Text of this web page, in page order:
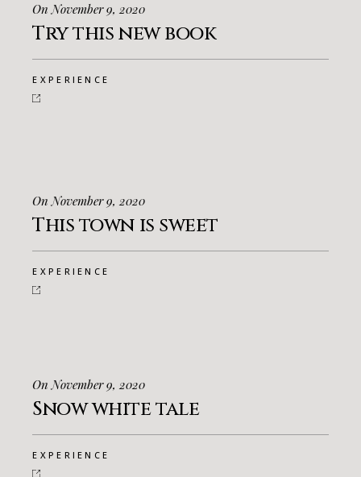
On November 9, 2020
Try this new book
EXPERIENCE
On November 9, 2020
This town is sweet
EXPERIENCE
On November 9, 2020
Snow white tale
EXPERIENCE